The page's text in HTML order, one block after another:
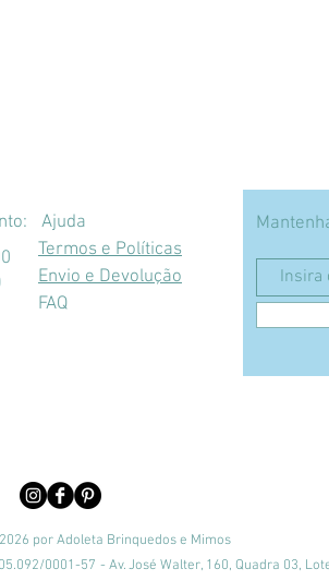
Ajuda
Termos e Políticas
Envio e Devolução
FAQ
por Adoleta Brinquedos e Mimos
0001-57 - Av. José Walter, 160, Quadra 03,